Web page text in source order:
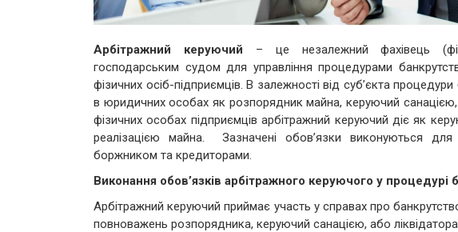
Арбітражний керуючий – це незалежний фахівець
господарським судом для управління процедурами
фізичних осіб-підприємців. В залежності від суб’єкта
в юридичних особах як розпорядник майна, керуючий
фізичних особах підприємців арбітражний керуючий діє як
реалізацією майна. Зазначені обов’язки виконуються для
боржником та кредиторами.
Виконання обов’язків арбітражного керуючого у процедурі
Арбітражний керуючий приймає участь у справах про
повноважень розпорядника, керуючий санацією, або